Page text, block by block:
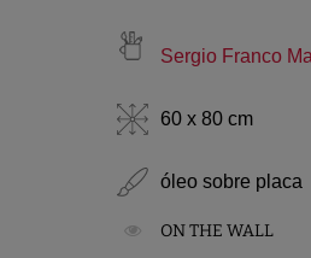
Sergio Franco
60 x 80 cm
óleo sobre placa
ON THE WALL